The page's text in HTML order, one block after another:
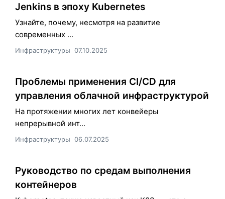
Jenkins в эпоху Kubernetes
Узнайте, почему, несмотря на развитие
современных ...
Инфраструктуры 07.10.2025
Проблемы применения CI/CD для
управления облачной инфраструктурой
На протяжении многих лет конвейеры
непрерывной инт...
Инфраструктуры 06.07.2025
Руководство по средам выполнения
контейнеров